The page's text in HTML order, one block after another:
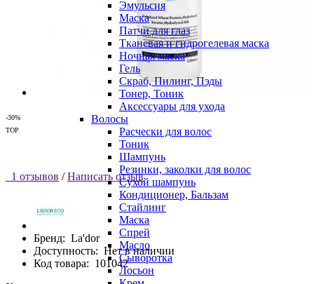
Эмульсия
Маска
Патчи для глаз
Тканевая и гидрогелевая маска
Ночная маска
Гель
Скраб, Пилинг, Пэды
Тонер, Тоник
Аксессуары для ухода
Волосы
Расчески для волос
Тоник
Шампунь
Резинки, заколки для волос
Сухой шампунь
Кондиционер, Бальзам
Стайлинг
Маска
Спрей
Масло
Сыворотка
Лосьон
-30%
TOP
1 отзывов / Написать отзыв
Бренд: La'dor
Доступность: Нет в наличии
Код товара: 101042